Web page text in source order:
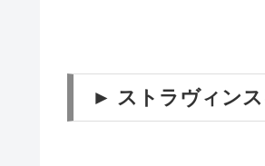
► ストラヴィンス